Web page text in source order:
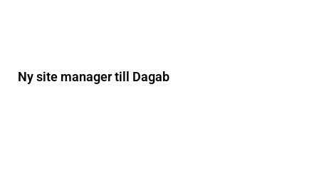
Ny site manager till Dagab